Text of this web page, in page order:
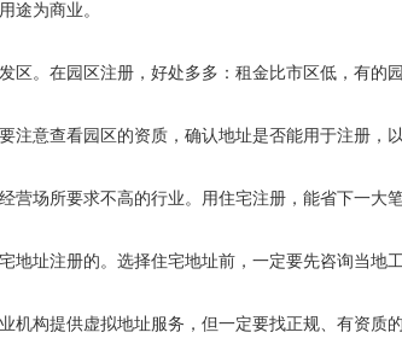
途为商业。
。在园区注册，好处多多：租金比市区低，有的
意查看园区的资质，确认地址是否能用于注册，
场所要求不高的行业。用住宅注册，能省下一大
址注册的。选择住宅地址前，一定要先咨询当地
构提供虚拟地址服务，但一定要找正规、有资质